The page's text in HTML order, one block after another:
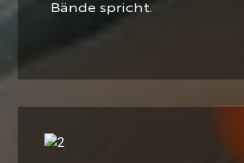
Bände spricht.